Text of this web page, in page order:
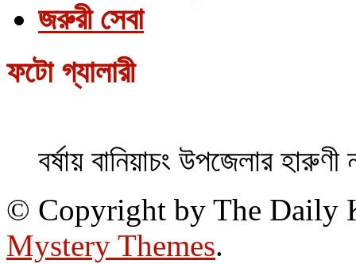
জরুরী সেবা
ফটো গ্যালারী
বর্ষায় বানিয়াচং উপজেলার হারুণী
© Copyright by The Daily
Mystery Themes.